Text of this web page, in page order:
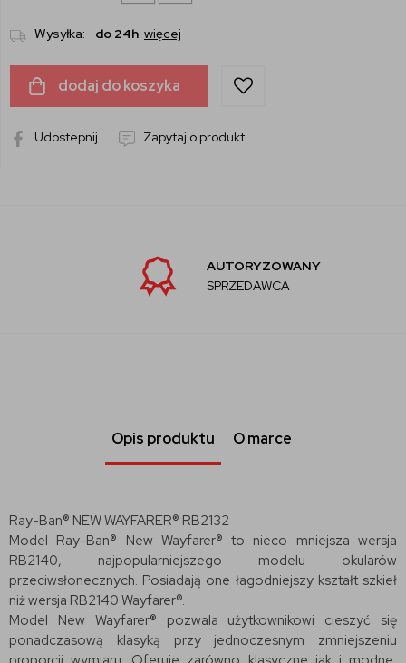
Wysyłka: do 24h więcej
dodaj do koszyka
Udostepnij Zapytaj o produkt
AUTORYZOWANY
SPRZEDAWCA
Opis produktu O marce
Ray-Ban® NEW WAYFARER® RB2132
Model Ray-Ban® New Wayfarer® to nieco mniejsza wersja
RB2140, najpopularniejszego modelu okularów
przeciwsłonecznych. Posiadają one łagodniejszy kształt szkieł
niż wersja RB2140 Wayfarer®.
Model New Wayfarer® pozwala użytkownikowi cieszyć się
ponadczasową klasyką przy jednoczesnym zmniejszeniu